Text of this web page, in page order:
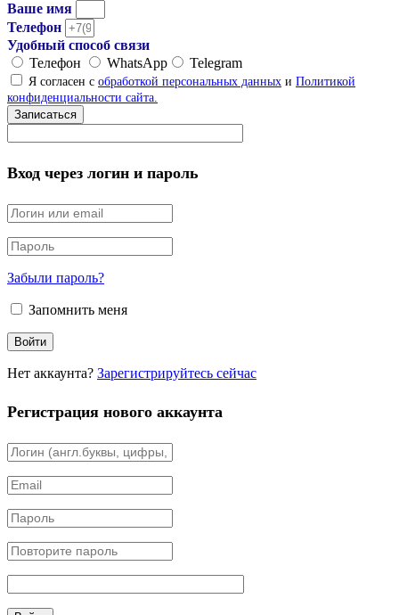
Ваше имя
Телефон
Удобный способ связи
Телефон
WhatsApp Telegram
Я согласен с обработкой персональных данных и Политикой
конфиденциальности сайта.
Записаться
Вход через логин и пароль
Забыли пароль?
Запомнить меня
Нет аккаунта? Зарегистрируйтесь сейчас
Регистрация нового аккаунта